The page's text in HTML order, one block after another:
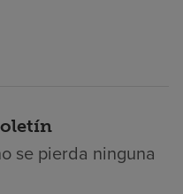
se pierda ninguna